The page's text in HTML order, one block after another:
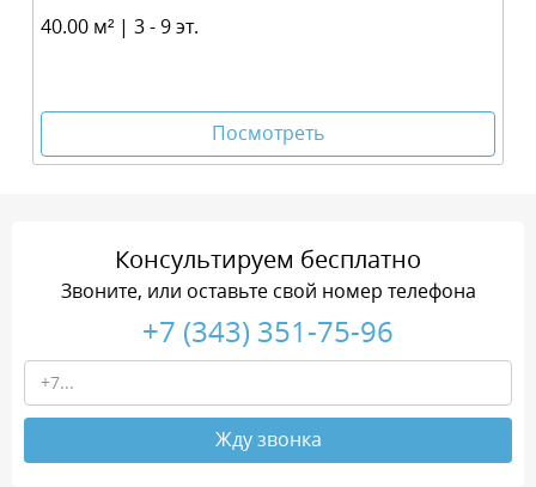
40.00 м² | 3 - 9 эт.
Посмотреть
Консультируем бесплатно
Звоните, или оставьте свой номер телефона
+7 (343) 351-75-96
Жду звонка